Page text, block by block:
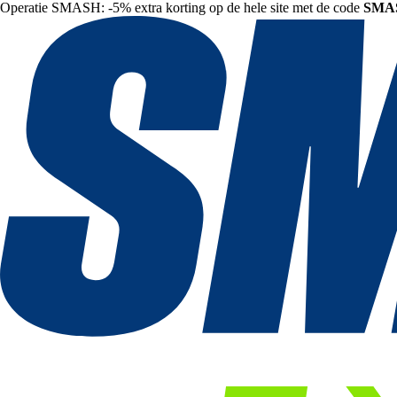
Operatie SMASH: -5% extra korting op de hele site met de code